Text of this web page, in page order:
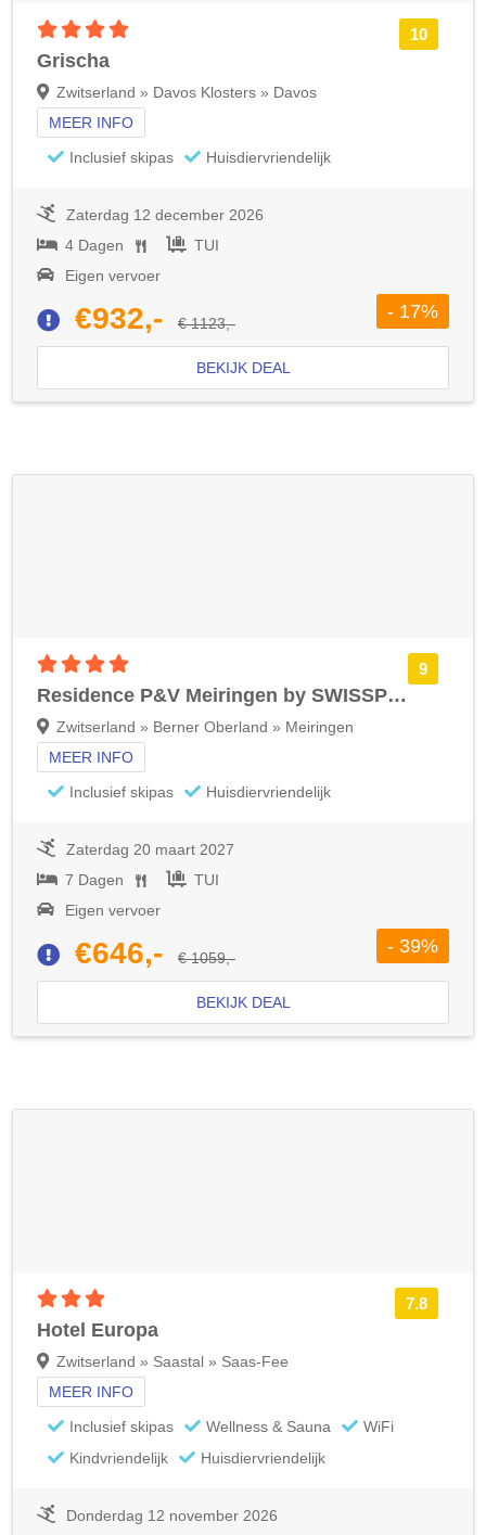
10
Grischa
Zwitserland » Davos Klosters » Davos
MEER INFO
Inclusief skipas
Huisdiervriendelijk
Zaterdag 12 december 2026
4 Dagen
TUI
Eigen vervoer
€932,- € 1123,-
- 17%
BEKIJK DEAL
9
Residence P&V Meiringen by SWISSPEAK Resorts
Zwitserland » Berner Oberland » Meiringen
MEER INFO
Inclusief skipas
Huisdiervriendelijk
Zaterdag 20 maart 2027
7 Dagen
TUI
Eigen vervoer
€646,- € 1059,-
- 39%
BEKIJK DEAL
7.8
Hotel Europa
Zwitserland » Saastal » Saas-Fee
MEER INFO
Inclusief skipas
Wellness & Sauna
WiFi
Kindvriendelijk
Huisdiervriendelijk
Donderdag 12 november 2026